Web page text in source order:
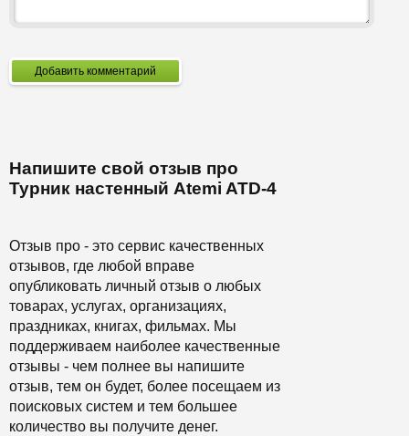
Добавить комментарий
Напишите свой отзыв про
Турник настенный Atemi ATD-4
Отзыв про - это сервис качественных
отзывов, где любой вправе
опубликовать личный отзыв о любых
товарах, услугах, организациях,
праздниках, книгах, фильмах. Мы
поддерживаем наиболее качественные
отзывы - чем полнее вы напишите
отзыв, тем он будет, более посещаем из
поисковых систем и тем большее
количество вы получите денег.